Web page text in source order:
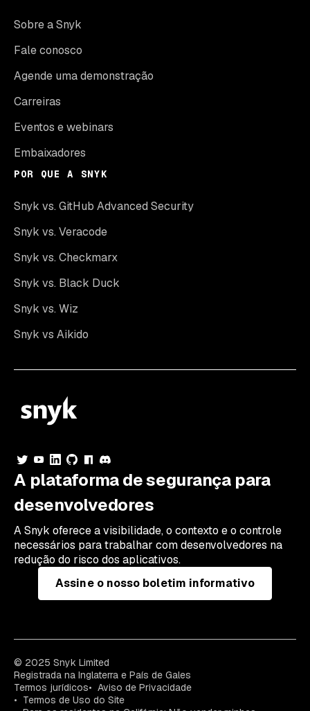
Sobre a Snyk
Fale conosco
Agende uma demonstração
Carreiras
Eventos e webinars
Embaixadores
POR QUE A SNYK
Snyk vs. GitHub Advanced Security
Snyk vs. Veracode
Snyk vs. Checkmarx
Snyk vs. Black Duck
Snyk vs. Wiz
Snyk vs Aikido
A plataforma de segurança para
desenvolvedores
A Snyk oferece a visibilidade, o contexto e o controle
necessários para trabalhar com desenvolvedores na
redução do risco dos aplicativos.
Assine o nosso boletim informativo
© 2025 Snyk Limited
Registrada na Inglaterra e País de Gales
Termos jurídicos
Aviso de Privacidade
Termos de Uso do Site